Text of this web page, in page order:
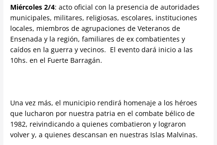
Miércoles 2/4: acto oficial con la presencia de autoridades
municipales, militares, religiosas, escolares, instituciones
locales, miembros de agrupaciones de Veteranos de
Ensenada y la región, familiares de ex combatientes y
caídos en la guerra y vecinos. El evento dará inicio a las
10hs. en el Fuerte Barragán.
Una vez más, el municipio rendirá homenaje a los héroes
que lucharon por nuestra patria en el combate bélico de
1982, reivindicando a quienes combatieron y lograron
volver y, a quienes descansan en nuestras Islas Malvinas.